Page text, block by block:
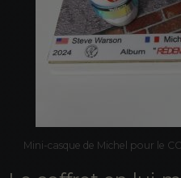
Mini-casque de Michel pour le